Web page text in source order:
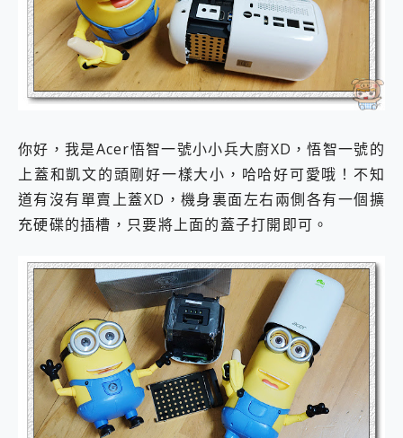
你好，我是Acer悟智一號小小兵大廚XD，悟智一號的
上蓋和凱文的頭剛好一樣大小，哈哈好可愛哦！不知
道有沒有單賣上蓋XD，機身裏面左右兩側各有一個擴
充硬碟的插槽，只要將上面的蓋子打開即可。